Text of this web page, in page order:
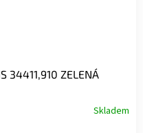
34411,910 ZELENÁ
Skladem